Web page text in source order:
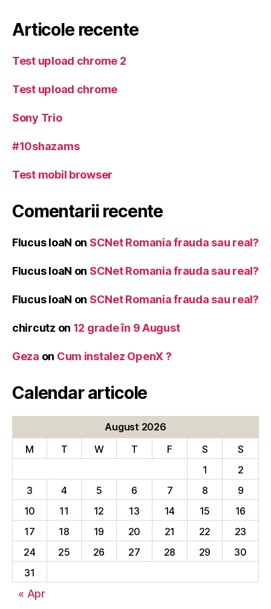
Articole recente
Test upload chrome 2
Test upload chrome
Sony Trio
#10shazams
Test mobil browser
Comentarii recente
Flucus IoaN on SCNet Romania frauda sau real?
Flucus IoaN on SCNet Romania frauda sau real?
Flucus IoaN on SCNet Romania frauda sau real?
chircutz on 12 grade în 9 August
Geza on Cum instalez OpenX ?
Calendar articole
August 2026
M
T W T F S
S
1
2
3
4 5 6 7 8
9
10
11 12 13 14 15
16
17
18 19 20 21 22
23
24
25 26 27 28 29
30
31
« Apr